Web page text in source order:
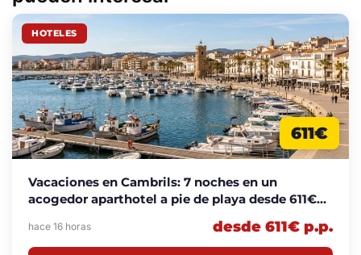
HOTELES
611€
Vacaciones en Cambrils: 7 noches en un
acogedor aparthotel a pie de playa desde 611€
hace 16 horas desde 611€ p.p.